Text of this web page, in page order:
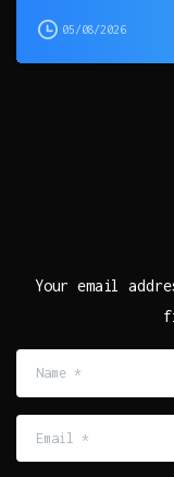
05/08/2026
Your email
*